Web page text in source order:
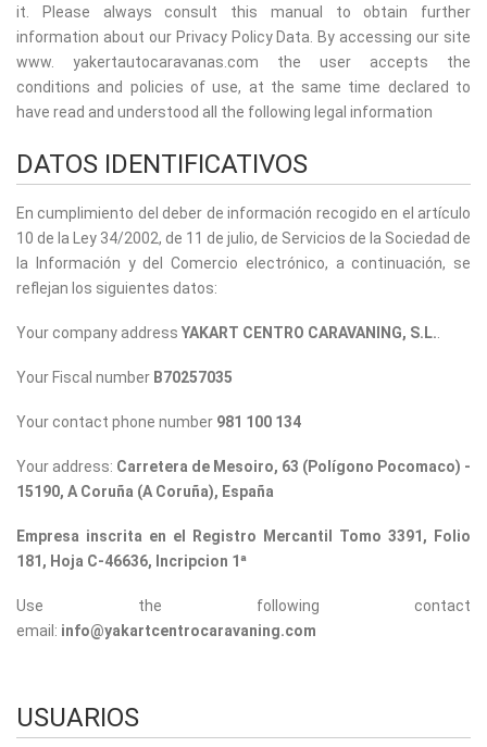
it. Please always consult this manual to obtain further
information about our Privacy Policy Data. By accessing our site
www. yakertautocaravanas.com the user accepts the
conditions and policies of use, at the same time declared to
have read and understood all the following legal information
DATOS IDENTIFICATIVOS
En cumplimiento del deber de información recogido en el artículo
10 de la Ley 34/2002, de 11 de julio, de Servicios de la Sociedad de
la Información y del Comercio electrónico, a continuación, se
reflejan los siguientes datos:
Your company address YAKART CENTRO CARAVANING, S.L.
Your Fiscal number B70257035
Your contact phone number 981 100 134
Your address: Carretera de Mesoiro, 63 (Polígono Pocomaco) -
15190, A Coruña (A Coruña), España
Empresa inscrita en el Registro Mercantil Tomo 3391, Folio
181, Hoja C-46636, Incripcion 1ª
Use the following contact
email: info@yakartcentrocaravaning.com
USUARIOS